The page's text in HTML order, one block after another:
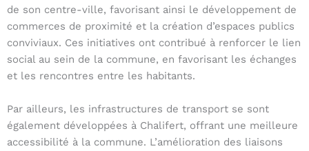
de son centre-ville, favorisant ainsi le développement de
commerces de proximité et la création d’espaces publics
conviviaux. Ces initiatives ont contribué à renforcer le lien
social au sein de la commune, en favorisant les échanges
et les rencontres entre les habitants.
Par ailleurs, les infrastructures de transport se sont
également développées à Chalifert, offrant une meilleure
accessibilité à la commune. L’amélioration des liaisons